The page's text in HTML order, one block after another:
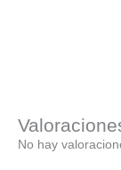
No hay